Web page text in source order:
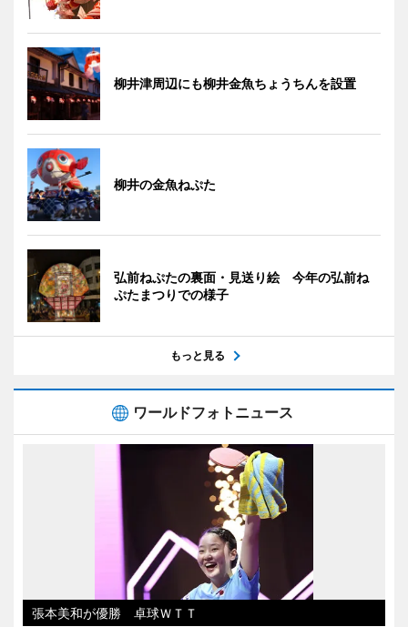
柳井津周辺にも柳井金魚ちょうちんを設置
柳井の金魚ねぷた
弘前ねぷたの裏面・見送り絵 今年の弘前ね
ぷたまつりでの様子
もっと見る
ワールドフォトニュース
張本美和が優勝 卓球ＷＴＴ